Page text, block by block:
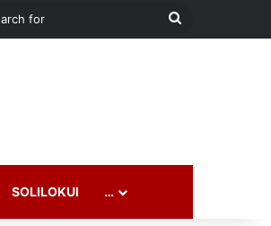
Search
SOLILOKUI …